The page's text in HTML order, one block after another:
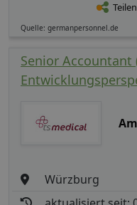
Teilen
Quelle: germanpersonnel.de
Senior
Würzburg